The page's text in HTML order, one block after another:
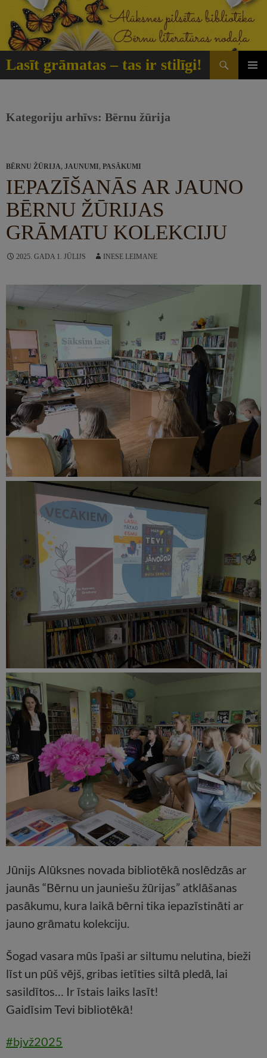
Doties
saturu
Lasīt grāmatas – tas ir stilīgi!
Meklēt
Kategoriju arhīvs: Bērnu žūrija
BĒRNU ŽŪRIJA, JAUNUMI, PASĀKUMI
IEPAZĪŠANĀS AR JAUNO
BĒRNU ŽŪRIJAS
GRĀMATU KOLEKCIJU
2025. GADA 1. JŪLIJS INESE LEIMANE
Jūnijs Alūksnes novada bibliotēkā noslēdzās ar
jaunās “Bērnu un jauniešu žūrijas” atklāšanas
pasākumu, kura laikā bērni tika iepazīstināti ar
jauno grāmatu kolekciju.
Šogad vasara mūs īpaši ar siltumu nelutina, bieži
līst un pūš vējš, gribas ietīties siltā pledā, lai
sasildītos… Ir īstais laiks lasīt!
Gaidīsim Tevi bibliotēkā!
#bjvž2025